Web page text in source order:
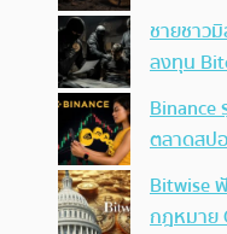
ชายชาว
ลงทุน
Binance
ตลาดสป
Bitwise
กฎหมาย